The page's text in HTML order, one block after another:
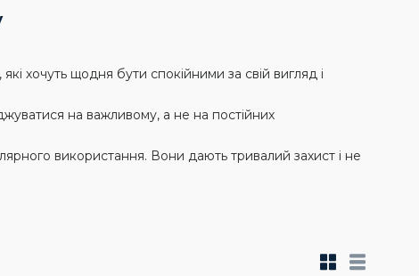
хочуть щодня бути спокійними за свій вигляд і
на важливому, а не на постійних
використання. Вони дають тривалий захист і не